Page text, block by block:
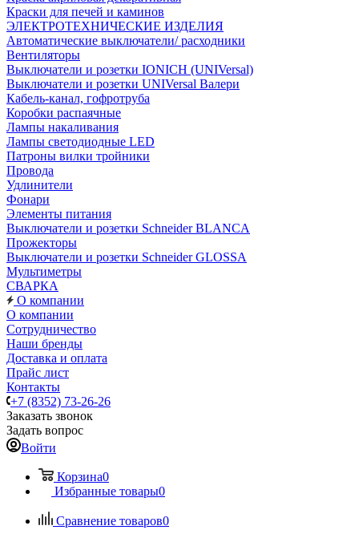
Краски для печей и каминов
ЭЛЕКТРОТЕХНИЧЕСКИЕ ИЗДЕЛИЯ
Автоматические выключатели/ расходники
Вентиляторы
Выключатели и розетки IONICH (UNIVersal)
Выключатели и розетки UNIVersal Валери
Кабель-канал, гофротруба
Коробки распаячные
Лампы накаливания
Лампы светодиодные LED
Патроны вилки тройники
Провода
Удлинители
Фонари
Элементы питания
Выключатели и розетки Schneider BLANCA
Прожекторы
Выключатели и розетки Schneider GLOSSA
Мультиметры
СВАРКА
О компании
О компании
Сотрудничество
Наши бренды
Доставка и оплата
Прайс лист
Контакты
+7 (8352) 73-26-26
Заказать звонок
Задать вопрос
Войти
Корзина0
Избранные товары0
Сравнение товаров0